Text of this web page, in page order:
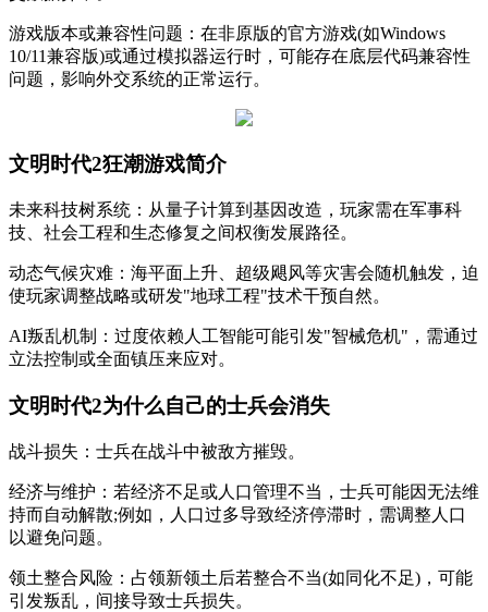
‌游戏版本或兼容性问题‌：在非原版的官方游戏(如Windows
10/11兼容版)或通过模拟器运行时，可能存在底层代码兼容性
问题，影响外交系统的正常运行。‌
文明时代2狂潮游戏简介
未来科技树系统：从量子计算到基因改造，玩家需在军事科
技、社会工程和生态修复之间权衡发展路径。
动态气候灾难：海平面上升、超级飓风等灾害会随机触发，迫
使玩家调整战略或研发"地球工程"技术干预自然。
AI叛乱机制：过度依赖人工智能可能引发"智械危机"，需通过
立法控制或全面镇压来应对。
文明时代2为什么自己的士兵会消失
‌战斗损失‌：士兵在战斗中被敌方摧毁。‌‌
‌经济与维护‌：若经济不足或人口管理不当，士兵可能因无法维
持而自动解散;例如，人口过多导致经济停滞时，需调整人口
以避免问题。‌‌
‌领土整合风险‌：占领新领土后若整合不当(如同化不足)，可能
引发叛乱，间接导致士兵损失。‌‌